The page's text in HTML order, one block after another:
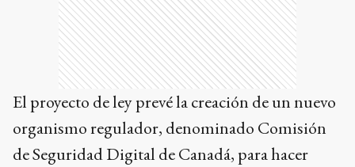
El proyecto de ley prevé la creación de un nuevo
organismo regulador, denominado Comisión
de Seguridad Digital de Canadá, para hacer